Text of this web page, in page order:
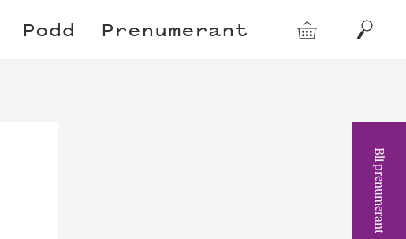
Podd Prenumerant Varukorg Sök
Bli prenumerant